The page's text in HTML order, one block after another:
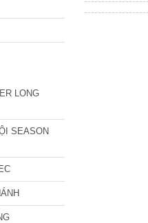
LONG
SEASON